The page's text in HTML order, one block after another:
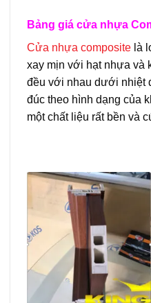
Bảng giá cửa nhựa
Cửa nhựa composite là
xay mịn với hạt nhựa và
đều với nhau dưới nhiệt
đúc theo hình dạng của
một chất liệu rất bền và